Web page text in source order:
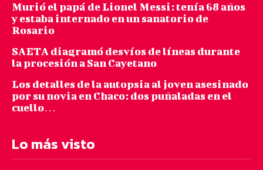
Murió el papá de Lionel Messi: tenía 68 años
y estaba internado en un sanatorio de
Rosario
SAETA diagramó desvíos de líneas durante
la procesión a San Cayetano
Los detalles de la autopsia al joven asesinado
por su novia en Chaco: dos puñaladas en el
cuello…
Lo más visto